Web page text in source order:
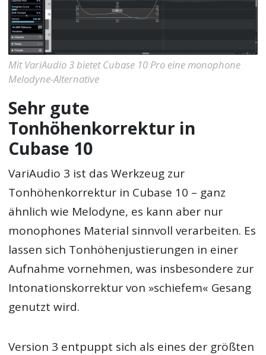
Mit VariAudio 3 bietet Cubase 10 Pro eine monophone
Melodyne-Alternative
Sehr gute
Tonhöhenkorrektur in
Cubase 10
VariAudio 3 ist das Werkzeug zur
Tonhöhenkorrektur in Cubase 10 – ganz
ähnlich wie Melodyne, es kann aber nur
monophones Material sinnvoll verarbeiten. Es
lassen sich Tonhöhenjustierungen in einer
Aufnahme vornehmen, was insbesondere zur
Intonationskorrektur von »schiefem« Gesang
genutzt wird.
Version 3 entpuppt sich als eines der größten